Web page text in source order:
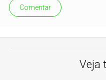
Comentar
Veja